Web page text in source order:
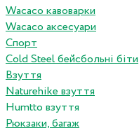
Wacaco кавоварки
Wacaco аксесуари
Спорт
Cold Steel бейсбольні біти
Взуття
Naturehike взуття
Humtto взуття
Рюкзаки, багаж